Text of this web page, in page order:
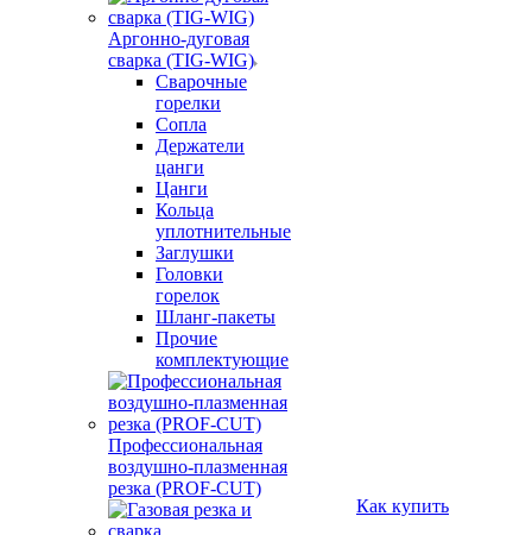
Аргонно-дуговая
сварка (TIG-WIG)
Сварочные
горелки
Сопла
Держатели
цанги
Цанги
Кольца
уплотнительные
Заглушки
Головки
горелок
Шланг-пакеты
Прочие
комплектующие
Профессиональная
воздушно-плазменная
резка (PROF-CUT)
Как купить